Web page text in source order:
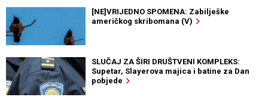
[NE]VRIJEDNO SPOMENA: Zabilješke
američkog skribomana (V)
SLUČAJ ZA ŠIRI DRUŠTVENI KOMPLEKS:
Supetar, Slayerova majica i batine za Dan
pobjede